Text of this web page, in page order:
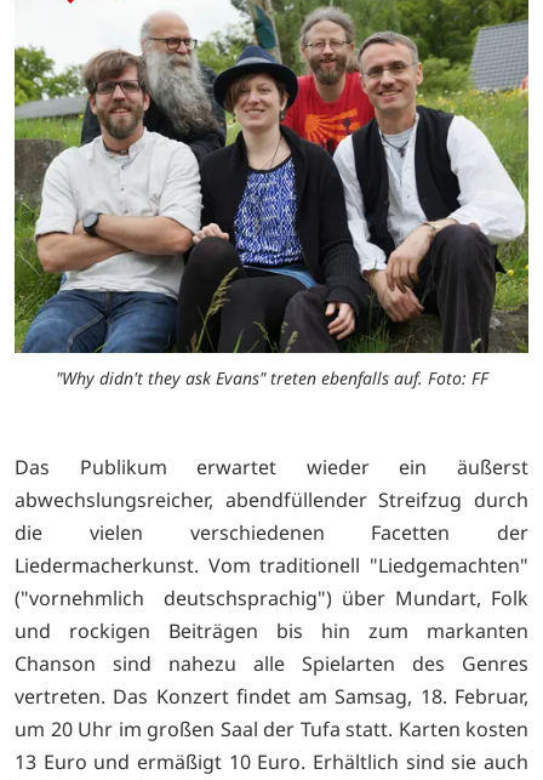
"Why didn't they ask Evans" treten ebenfalls auf. Foto: FF
Das Publikum erwartet wieder ein äußerst
abwechslungsreicher, abendfüllender Streifzug durch
die vielen verschiedenen Facetten der
Liedermacherkunst. Vom traditionell "Liedgemachten"
("vornehmlich deutschsprachig") über Mundart, Folk
und rockigen Beiträgen bis hin zum markanten
Chanson sind nahezu alle Spielarten des Genres
vertreten. Das Konzert findet am Samsag, 18. Februar,
um 20 Uhr im großen Saal der Tufa statt. Karten kosten
13 Euro und ermäßigt 10 Euro. Erhältlich sind sie auch